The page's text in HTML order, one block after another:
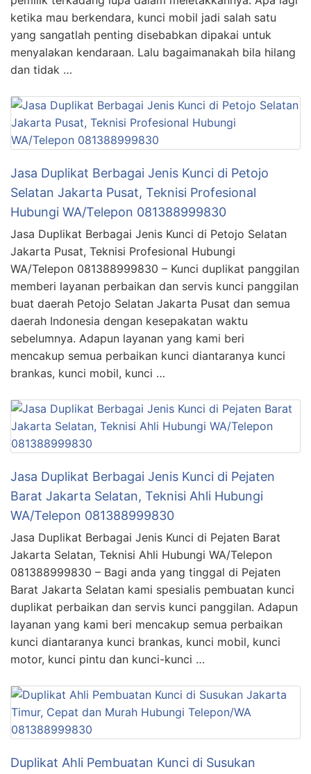
ketika mau berkendara, kunci mobil jadi salah satu
yang sangatlah penting disebabkan dipakai untuk
menyalakan kendaraan. Lalu bagaimanakah bila hilang
dan tidak …
Jasa Duplikat Berbagai Jenis Kunci di Petojo
Selatan Jakarta Pusat, Teknisi Profesional
Hubungi WA/Telepon 081388999830
Jasa Duplikat Berbagai Jenis Kunci di Petojo Selatan
Jakarta Pusat, Teknisi Profesional Hubungi
WA/Telepon 081388999830 – Kunci duplikat panggilan
memberi layanan perbaikan dan servis kunci panggilan
buat daerah Petojo Selatan Jakarta Pusat dan semua
daerah Indonesia dengan kesepakatan waktu
sebelumnya. Adapun layanan yang kami beri
mencakup semua perbaikan kunci diantaranya kunci
brankas, kunci mobil, kunci …
Jasa Duplikat Berbagai Jenis Kunci di Pejaten
Barat Jakarta Selatan, Teknisi Ahli Hubungi
WA/Telepon 081388999830
Jasa Duplikat Berbagai Jenis Kunci di Pejaten Barat
Jakarta Selatan, Teknisi Ahli Hubungi WA/Telepon
081388999830 – Bagi anda yang tinggal di Pejaten
Barat Jakarta Selatan kami spesialis pembuatan kunci
duplikat perbaikan dan servis kunci panggilan. Adapun
layanan yang kami beri mencakup semua perbaikan
kunci diantaranya kunci brankas, kunci mobil, kunci
motor, kunci pintu dan kunci-kunci …
Duplikat Ahli Pembuatan Kunci di Susukan